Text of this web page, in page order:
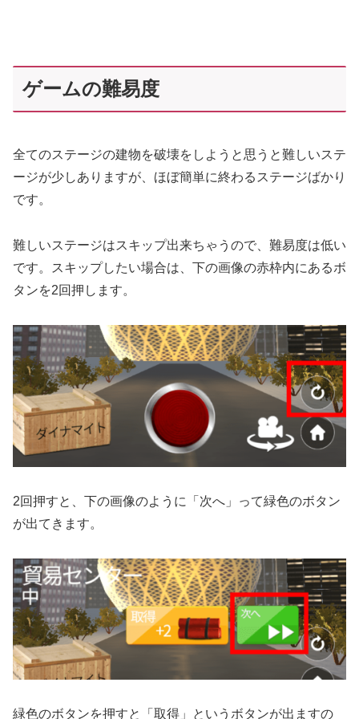
ゲームの難易度
全てのステージの建物を破壊をしようと思うと難しいステ
ージが少しありますが、ほぼ簡単に終わるステージばかり
です。
難しいステージはスキップ出来ちゃうので、難易度は低い
です。スキップしたい場合は、下の画像の赤枠内にあるボ
タンを2回押します。
2回押すと、下の画像のように「次へ」って緑色のボタン
が出てきます。
緑色のボタンを押すと「取得」というボタンが出ますの